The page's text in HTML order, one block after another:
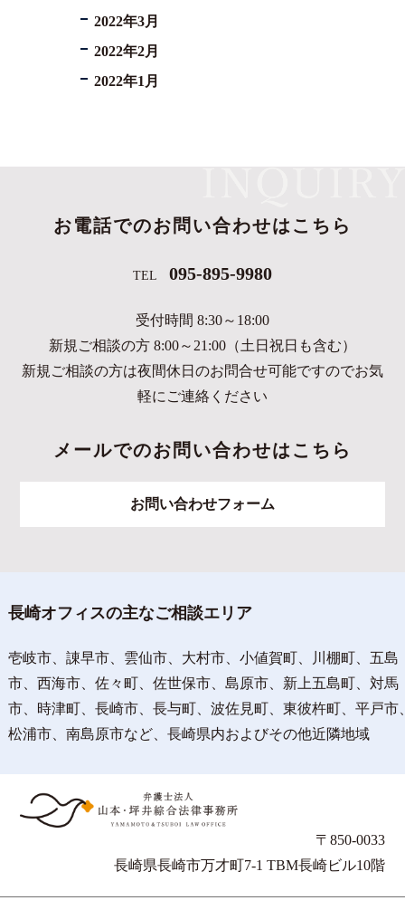
2022年3月
2022年2月
2022年1月
お電話でのお問い合わせはこちら
TEL 095-895-9980
受付時間 8:30～18:00
新規ご相談の方 8:00～21:00（土日祝日も含む）
新規ご相談の方は夜間休日のお問合せ可能ですのでお気
軽にご連絡ください
メールでのお問い合わせはこちら
お問い合わせフォーム
長崎オフィスの主なご相談エリア
壱岐市、諌早市、雲仙市、大村市、小値賀町、川棚町、五島
市、西海市、佐々町、佐世保市、島原市、新上五島町、対馬
市、時津町、長崎市、長与町、波佐見町、東彼杵町、平戸市
松浦市、南島原市など、長崎県内およびその他近隣地域
〒850-0033
長崎県長崎市万才町7-1 TBM長崎ビル10階